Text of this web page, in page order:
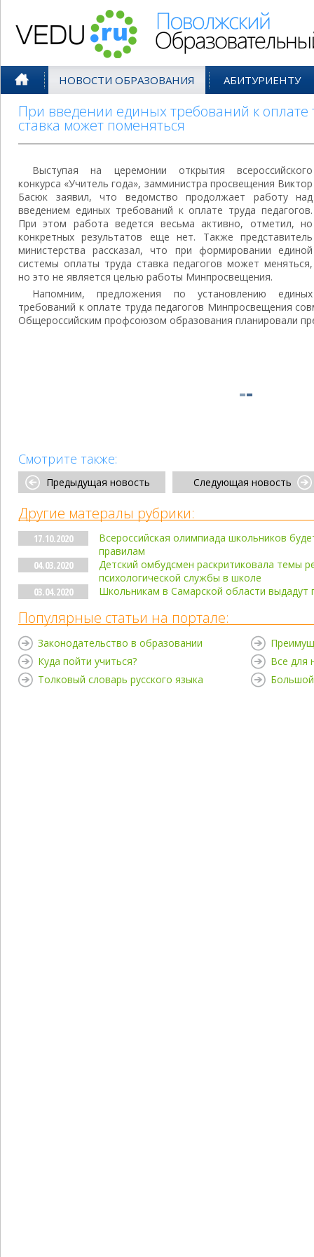
НОВОСТИ ОБРАЗОВАНИЯ АБИТУРИЕНТУ
При введении единых требований к оплате
ставка может поменяться
Выступая на церемонии открытия всероссийского
конкурса «Учитель года», замминистра просвещения Виктор
Басюк заявил, что ведомство продолжает работу над
введением единых требований к оплате труда педагогов.
При этом работа ведется весьма активно, отметил, но
конкретных результатов еще нет. Также представитель
министерства рассказал, что при формировании единой
системы оплаты труда ставка педагогов может меняться,
но это не является целью работы Минпросвещения.
Напомним, предложения по установлению единых
требований к оплате труда педагогов Минпросвещения
Общероссийским профсоюзом образования планировали
Смотрите также:
Предыдущая новость Следующая новость
Другие матералы рубрики:
17.10.2020
Всероссийская олимпиада школьников
правилам
04.03.2020
Детский омбудсмен раскритиковала темы
психологической службы в школе
03.04.2020
Школьникам в Самарской области выдадут
Популярные статьи на портале:
Законодательство в образовании
Куда пойти учиться?
Толковый словарь русского языка
Все для
Большой